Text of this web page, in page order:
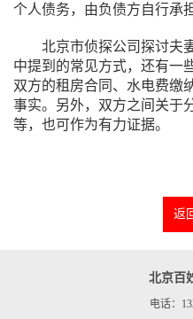
个人债务，由负债方自行承担
北京市侦探公司探讨夫
中提到的常见方式，还有一
双方的租房合同、水电费缴
事实。另外，双方之间关于
等，也可作为有力证据。
返
北京百
电话：